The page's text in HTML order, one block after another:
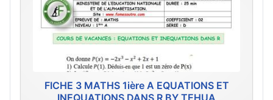
FICHE 3 MATHS 1ière A EQUATIONS ET